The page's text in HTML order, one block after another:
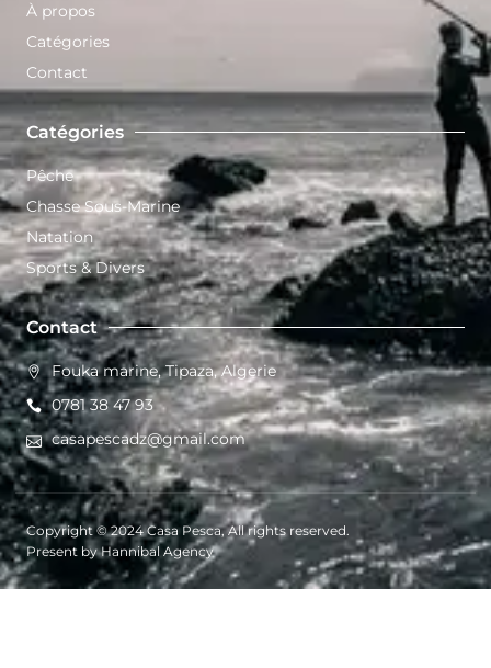
À propos
Catégories
Contact
Catégories
Pêche
Chasse Sous-Marine
Natation
Sports & Divers
Contact
Fouka marine, Tipaza, Algerie
0781 38 47 93
casapescadz@gmail.com
Copyright © 2024 Casa Pesca, All rights reserved.
Present by Hannibal Agency